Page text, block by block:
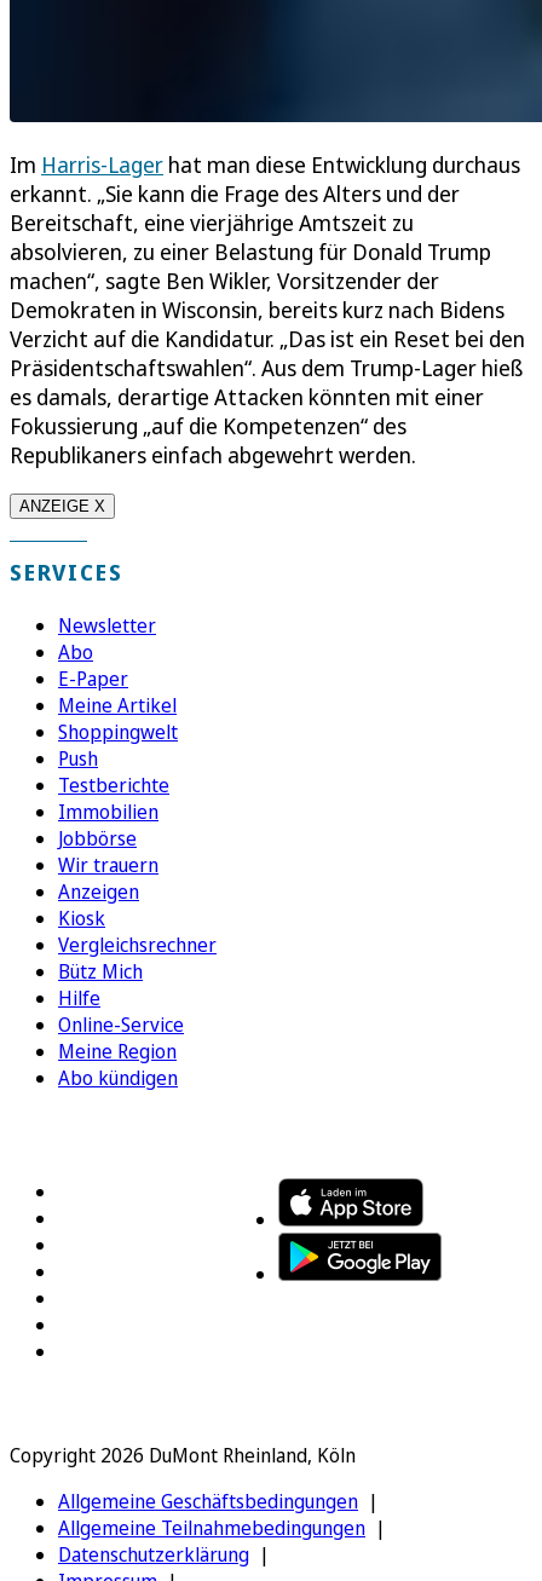
Im Harris-Lager hat man diese Entwicklung durchaus
erkannt. „Sie kann die Frage des Alters und der
Bereitschaft, eine vierjährige Amtszeit zu
absolvieren, zu einer Belastung für Donald Trump
machen“, sagte Ben Wikler, Vorsitzender der
Demokraten in Wisconsin, bereits kurz nach Bidens
Verzicht auf die Kandidatur. „Das ist ein Reset bei den
Präsidentschaftswahlen“. Aus dem Trump-Lager hieß
es damals, derartige Attacken könnten mit einer
Fokussierung „auf die Kompetenzen“ des
Republikaners einfach abgewehrt werden.
ANZEIGE X
SERVICES
Newsletter
Abo
E-Paper
Meine Artikel
Shoppingwelt
Push
Testberichte
Immobilien
Jobbörse
Wir trauern
Anzeigen
Kiosk
Vergleichsrechner
Bütz Mich
Hilfe
Online-Service
Meine Region
Abo kündigen
Copyright 2026 DuMont Rheinland, Köln
Allgemeine Geschäftsbedingungen
Allgemeine Teilnahmebedingungen
Datenschutzerklärung